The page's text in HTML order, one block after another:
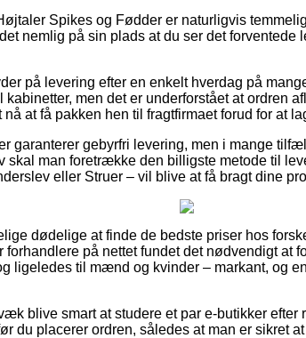
Spikes og Fødder er naturligvis
nemlig på sin plads at du ser det forventede
på levering efter en enkelt hverdag på
kabinetter, men det er underforstået at ordren
at få pakken hen til fragtfirmaet forud for at
garanterer gebyrfri levering, men i mange
skal man foretrække den billigste metode til
eller Struer – vil blive at få bragt dine
dødelige at finde de bedste priser hos
på nettet fundet det nødvendigt at
ligeledes til mænd og kvinder – markant, og
blive smart at studere et par e-butikker efter
du placerer ordren, således at man er sikret